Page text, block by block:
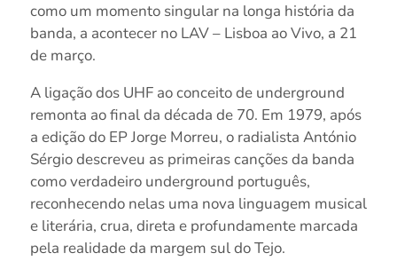
como um momento singular na longa história da
banda, a acontecer no LAV – Lisboa ao Vivo, a 21
de março.
A ligação dos UHF ao conceito de underground
remonta ao final da década de 70. Em 1979, após
a edição do EP Jorge Morreu, o radialista António
Sérgio descreveu as primeiras canções da banda
como verdadeiro underground português,
reconhecendo nelas uma nova linguagem musical
e literária, crua, direta e profundamente marcada
pela realidade da margem sul do Tejo.